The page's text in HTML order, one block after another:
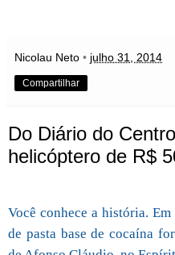
Nicolau Neto • julho 31, 2014
Compartilhar
Do Diário do
helicóptero de R$
Você conhece a história.
de pasta base de cocaína